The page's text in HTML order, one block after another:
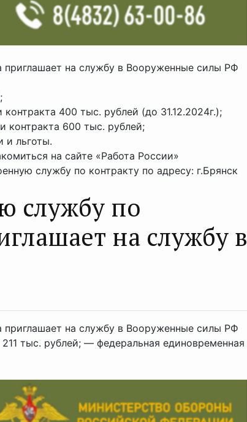
приглашает на службу в Вооруженные силы РФ
400 тыс. рублей (до 31.12.2024г.);
контракта 600 тыс. рублей;
и льготы.
на сайте «Работа России»
службу по контракту по адресу: г.Брянск
службу по
на службу в
приглашает на службу в Вооруженные силы РФ
тыс. рублей; — федеральная единовременная